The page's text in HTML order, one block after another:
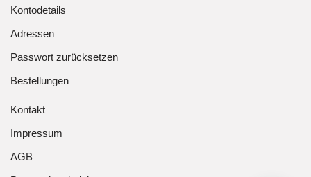
Kontodetails
Adressen
Passwort zurücksetzen
Bestellungen
Kontakt
Impressum
AGB